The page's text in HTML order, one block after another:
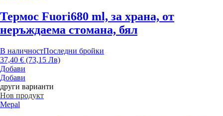
Термос Fuori680 ml, за храна, от
неръждаема стомана, бял
В наличностПоследни бройки
37,40 € (73,15 Лв)
Добави
Добави
други варианти
Нов продукт
Mepal